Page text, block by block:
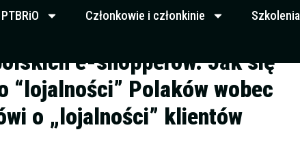
PTBRiO Członkowie i członkinie Szkolenia
e-shopperów. Jak się
“lojalności” Polaków wobec
o „lojalności” klientów